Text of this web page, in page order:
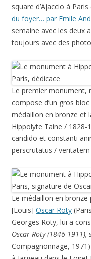
square d’Ajaccio à
du foyer… par Emile
semaine avec les deux
toujours avec des
Le premier monument,
compose d’un gros
médaillon en bronze et
Hippolyte Taine / 1828-
candido et constanti
perscrutatus / veritatem
Le médaillon en
[Louis] Oscar Roty
Georges Roty, lui a
Oscar Roty (1846-1911),
Compagnonnage,